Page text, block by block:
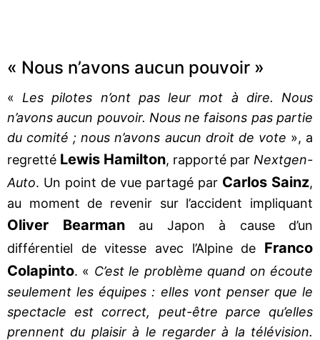
« Nous n’avons aucun pouvoir »
« Les pilotes n’ont pas leur mot à dire. Nous
n’avons aucun pouvoir. Nous ne faisons pas partie
du comité ; nous n’avons aucun droit de vote », a
regretté Lewis Hamilton, rapporté par Nextgen-
Auto. Un point de vue partagé par Carlos Sainz,
au moment de revenir sur l’accident impliquant
Oliver Bearmanau Japon à cause d’un
différentiel de vitesse avec l’Alpine de Franco
Colapinto. « C’est le problème quand on écoute
seulement les équipes : elles vont penser que le
spectacle est correct, peut-être parce qu’elles
prennent du plaisir à le regarder à la télévision.